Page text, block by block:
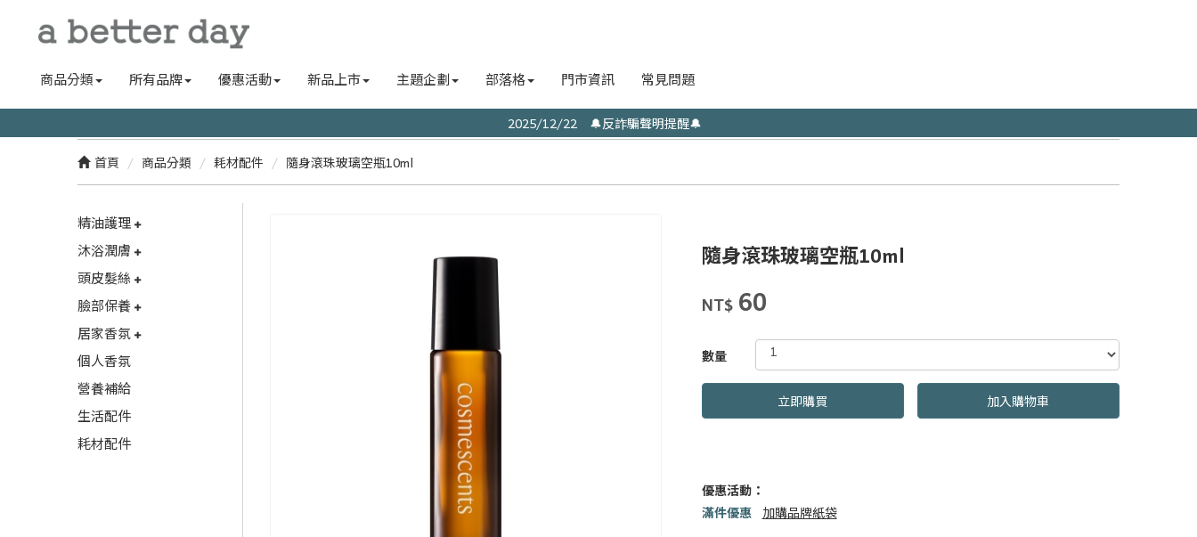
商品分類 所有品牌 優惠活動 新品上市 主題企劃 部落格 門市資訊 常見問題
2025/12/22 🔔反詐騙聲明提醒🔔
首頁
商品分類 耗材配件 隨身滾珠玻璃空瓶10ml
精油護理
沐浴潤膚
頭皮髮絲
臉部保養
居家香氛
個人香氛
營養補給
生活配件
耗材配件
隨身滾珠玻璃空瓶10ml
8014
NT$ 60
GOODS000000000000000001653
數量
立即購買 加入購物車
優惠活動：
滿件優惠
加購品牌紙袋